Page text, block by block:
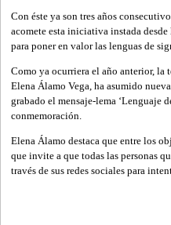
Con éste ya son tres años
acomete esta iniciativa instada desde
para poner en valor las lenguas de
Como ya ocurriera el año anterior, la
Elena Álamo Vega, ha asumido
grabado el mensaje-lema ‘Lenguaje
conmemoración.
Elena Álamo destaca que entre los
que invite a que todas las personas
través de sus redes sociales para